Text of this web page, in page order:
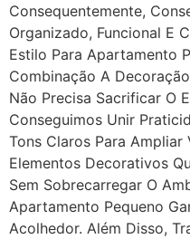
Consequentemente,
Organizado, Funcional E
Estilo Para Apartamento
Combinação A
Não Precisa Sacrificar O
Conseguimos Unir
Tons Claros Para Ampliar
Elementos Decorativos
Sem Sobrecarregar O
Apartamento Pequeno
Acolhedor. Além Disso,